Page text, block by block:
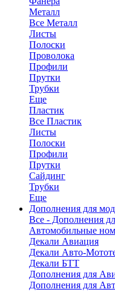
Металл
Все Металл
Листы
Полоски
Проволока
Профили
Прутки
Трубки
Еще
Пластик
Все Пластик
Листы
Полоски
Профили
Прутки
Сайдинг
Трубки
Еще
Дополнения для
Все - Дополнения
Автомобильные
Декали Авиация
Декали Авто-
Декали БТТ
Дополнения для
Дополнения для